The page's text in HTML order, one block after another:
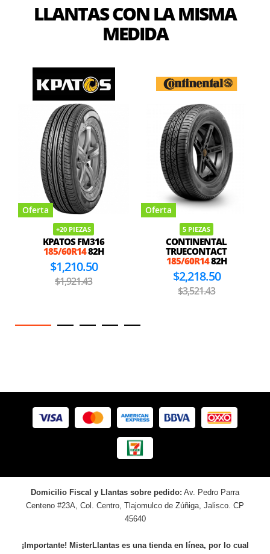
LLANTAS CON LA MISMA
MEDIDA
Oferta
+20 PIEZAS
KPATOS FM316
185/60R1482H
$1,210.50
$1,921.43
Oferta
5 PIEZAS
CONTINENTAL
TRUECONTACT
185/60R1482H
$2,218.50
$3,521.43
Domicilio Fiscal y Llantas sobre pedido: Av. Pedro Parra
Centeno #23A, Col. Centro, Tlajomulco de Zúñiga, Jalisco. CP
45640
¡Importante! MisterLlantas es una tienda en línea, por lo cual